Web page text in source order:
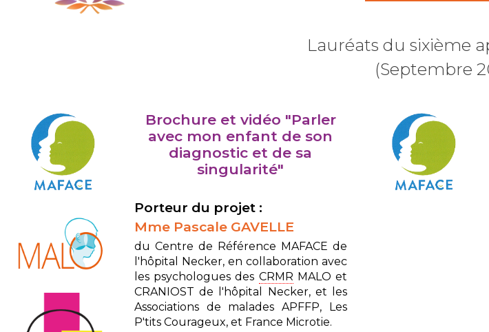
Lauréats du sixième
(Septembre
Brochure et vidéo "Parler
avec mon enfant de son
diagnostic et de sa
singularité"
Porteur du projet :
Mme Pascale GAVELLE
du Centre de Référence MAFACE de
l'hôpital Necker, en collaboration avec
les psychologues des CRMR MALO et
CRANIOST de l'hôpital Necker, et les
Associations de malades APFFP, Les
P'tits Courageux, et France Microtie.